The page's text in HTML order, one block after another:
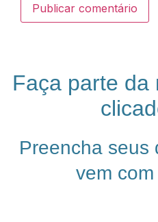
Faça parte da
Preencha seus
vem